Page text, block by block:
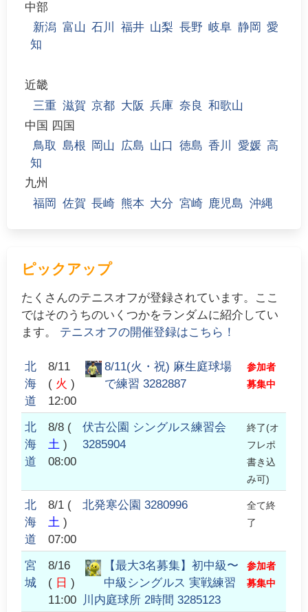
中部
新潟 富山 石川 福井 山梨 長野 岐阜 静岡
愛
知
近畿
三重 滋賀 京都 大阪 兵庫 奈良
和歌山
中国 四国
鳥取 島根 岡山 広島 山口 徳島 香川 愛媛 高
知
九州
福岡 佐賀 長崎 熊本 大分 宮崎 鹿児島 沖縄
ピックアップ
たくさんのテニスオフが登録されています。ここ
ではそのうちのいくつかをランダムに紹介してい
ます。 テニスオフの開催登録はこちら！
北
海
道
8/11
( 火 )
12:00
8/11(火・祝) 麻生庭球場
で練習 3282887
参加者
募集中
北
海
道
8/8 (
土 )
08:00
伏古公園 シングルス練習会
3285904
終了(オ
フレポ
書き込
み可)
北
海
道
8/1 (
土 )
07:00
北発寒公園 3280996
全て終
了
宮
城
8/16
( 日 )
11:00
【最大3名募集】初中級〜
中級シングルス 実戦練習
川内庭球所 2時間 3285123
参加者
募集中